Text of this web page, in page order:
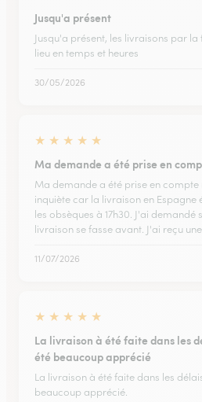
Jusqu'a présent
Jusqu'a présent, les livraisons par
lieu en temps et heures
30/05/2026
★ ★ ★ ★ ★
Ma demande a été prise en
Ma demande a été prise en compte
inquiète car la livraison en Espagne
les obsèques à 17h30. J'ai
livraison se fasse avant. J'ai reçu
11/07/2026
★ ★ ★ ★ ★
La livraison à été faite dans les
été beaucoup apprécié
La livraison à été faite dans les
beaucoup apprécié.